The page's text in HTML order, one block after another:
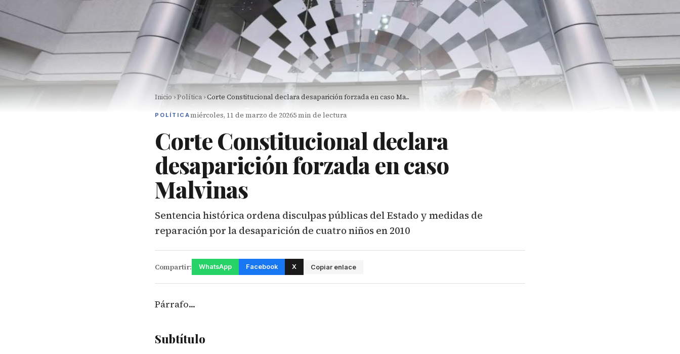
Inicio ›Política ›Corte Constitucional declara desaparición forzada en caso Ma...
POLÍTICAmiércoles, 11 de marzo de 20265 min de lectura
Corte Constitucional declara
desaparición forzada en caso
Malvinas
Sentencia histórica ordena disculpas públicas del Estado y medidas de
reparación por la desaparición de cuatro niños en 2010
Compartir: WhatsApp Facebook X Copiar enlace
Párrafo...
Subtítulo